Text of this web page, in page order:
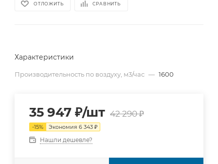
ОТЛОЖИТЬ СРАВНИТЬ
Характеристики
Производительность по воздуху, м3/час — 1600
35 947 ₽/шт 42 290₽
-15% Экономия 6 343 ₽
Нашли дешевле?